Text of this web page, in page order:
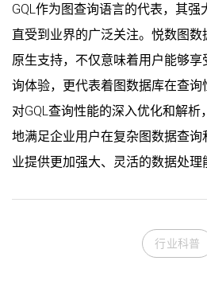
GQL作为图查询语言的代表，其
直受到业界的广泛关注。悦数图数
原生支持，不仅意味着用户能够
询体验，更代表着图数据库在查
对GQL查询性能的深入优化和解
地满足企业用户在复杂图数据查
业提供更加强大、灵活的数据处理
行业科普